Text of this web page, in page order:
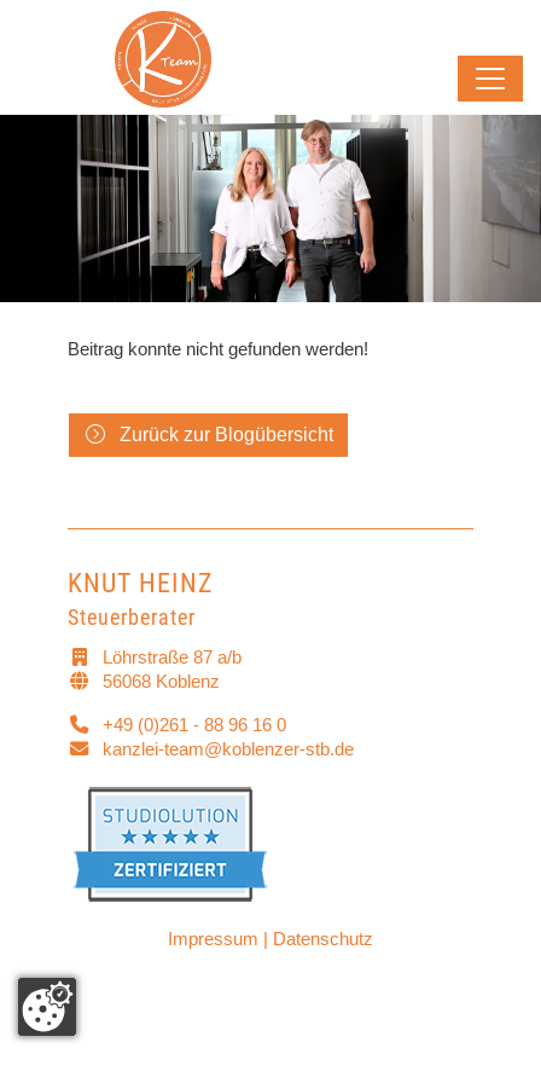
Beitrag konnte nicht gefunden werden!
Zurück zur Blogübersicht
KNUT HEINZ
Steuerberater
Löhrstraße 87 a/b
56068 Koblenz
+49 (0)261 - 88 96 16 0
kanzlei-team@koblenzer-stb.de
Impressum | Datenschutz